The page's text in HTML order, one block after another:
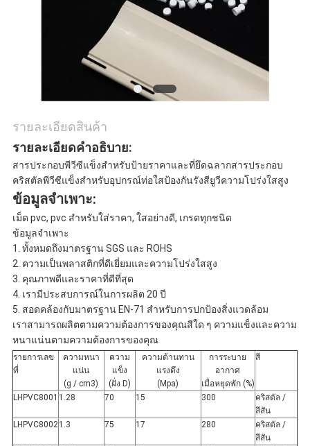
รายละเอียดสินค้า
รายละเอียดคำอธิบาย:
สารประกอบพีวีซีแข็งสำหรับป้ายราคาและที่ยึดฉลากสารประกอบ
คริสตัลพีวีซีแข็งสำหรับอุปกรณ์ท่อใสป้องกันรังสียูวีความโปร่งใสสูง
ข้อมูลจำเพาะ:
เม็ด pvc, pvc สำหรับใส่ราคา, ใสอย่างดี, เกรดทุกชนิด
ข้อมูลจำเพาะ
1. ทั้งหมดถึงมาตรฐาน SGS และ ROHS
2. ความเป็นพลาสติกที่ดีเยี่ยมและความโปร่งใสสูง
3. คุณภาพดีและราคาที่ดีที่สุด
4. เรามีประสบการณ์ในการผลิต 20 ปี
5. สอดคล้องกับมาตรฐาน EN-71 สำหรับการปกป้องสิ่งแวดล้อม
เราสามารถผลิตตามความต้องการของคุณสีใด ๆ ความแข็งและความ
หนาแน่นตามความต้องการของคุณ
รายการเลข
ที่
ความหนา
แน่น
(g / cm3)
ความ
แข็ง
(ฝั่ง D)
ความต้านทาน
แรงดึง
(Mpa)
การระบาย
อากาศ
เมื่อหยุดพัก (%)
สี
LHPVC8001 1.28 70 15 300
คริสตัล /
สีสัน
LHPVC80021.3 75 17 280
คริสตัล /
สีสัน